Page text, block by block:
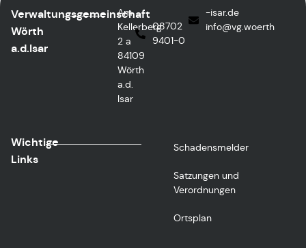
Verwaltungsgemeinschaft
Wörth
a.d.Isar
Am
Kellerberg
2 a
84109
Wörth
a.d.
Isar
08702
9401-0
ed.rasi-
htreow.gv
@ofni
Wichtige
Links
Schadensmelder
Satzungen und
Verordnungen
Ortsplan